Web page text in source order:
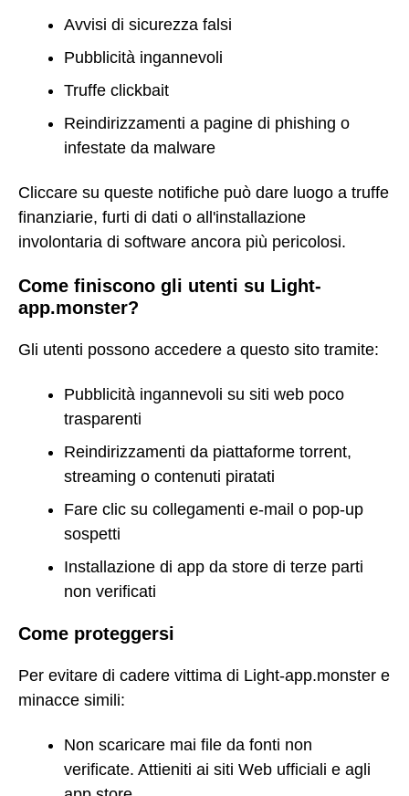
Avvisi di sicurezza falsi
Pubblicità ingannevoli
Truffe clickbait
Reindirizzamenti a pagine di phishing o
infestate da malware
Cliccare su queste notifiche può dare luogo a truffe
finanziarie, furti di dati o all'installazione
involontaria di software ancora più pericolosi.
Come finiscono gli utenti su Light-
app.monster?
Gli utenti possono accedere a questo sito tramite:
Pubblicità ingannevoli su siti web poco
trasparenti
Reindirizzamenti da piattaforme torrent,
streaming o contenuti piratati
Fare clic su collegamenti e-mail o pop-up
sospetti
Installazione di app da store di terze parti
non verificati
Come proteggersi
Per evitare di cadere vittima di Light-app.monster e
minacce simili:
Non scaricare mai file da fonti non
verificate. Attieniti ai siti Web ufficiali e agli